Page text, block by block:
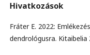
Hivatkozások
Fráter E. 2022:
dendrológusra. Kitaibelia